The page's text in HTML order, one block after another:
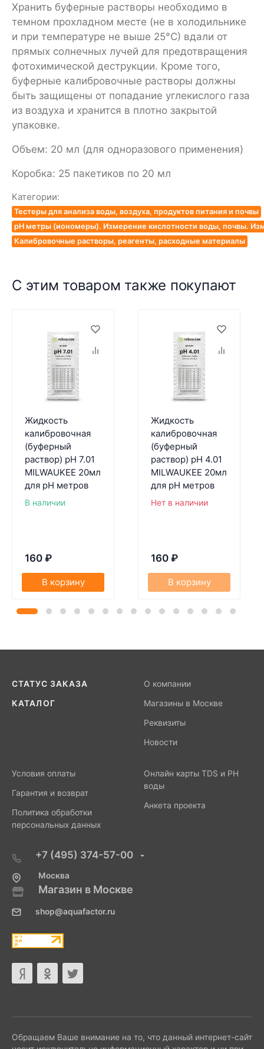
Хранить буферные растворы необходимо в
темном прохладном месте (не в холодильнике
и при температуре не выше 25°С) вдали от
прямых солнечных лучей для предотвращения
фотохимической деструкции. Кроме того,
буферные калибровочные растворы должны
быть защищены от попадание углекислого газа
из воздуха и хранится в плотно закрытой
упаковке.
Объем: 20 мл (для одноразового применения)
Коробка: 25 пакетиков по 20 мл
Категории:
Тестеры для анализа воды, воздуха, продуктов питания и почвы
pH метры (иономеры). Измерение кислотности воды, почвы.
Калибровочные растворы, реагенты, расходные материалы
С этим товаром также покупают
Жидкость
калибровочная
(буферный
раствор) pH 7.01
MILWAUKEE 20мл
для pH метров
В наличии
160 ₽
В корзину
Жидкость
калибровочная
(буферный
раствор) pH 4.01
MILWAUKEE 20мл
для pH метров
Нет в наличии
160 ₽
В корзину
СТАТУС ЗАКАЗА
КАТАЛОГ
О компании
Магазины в Москве
Реквизиты
Новости
Условия оплаты
Гарантия и возврат
Политика обработки
персональных данных
Онлайн карты TDS и PH
воды
Анкета проекта
+7 (495) 374-57-00
Москва
Магазин в Москве
shop@aquafactor.ru
Обращаем Ваше внимание на то, что данный интернет-сайт